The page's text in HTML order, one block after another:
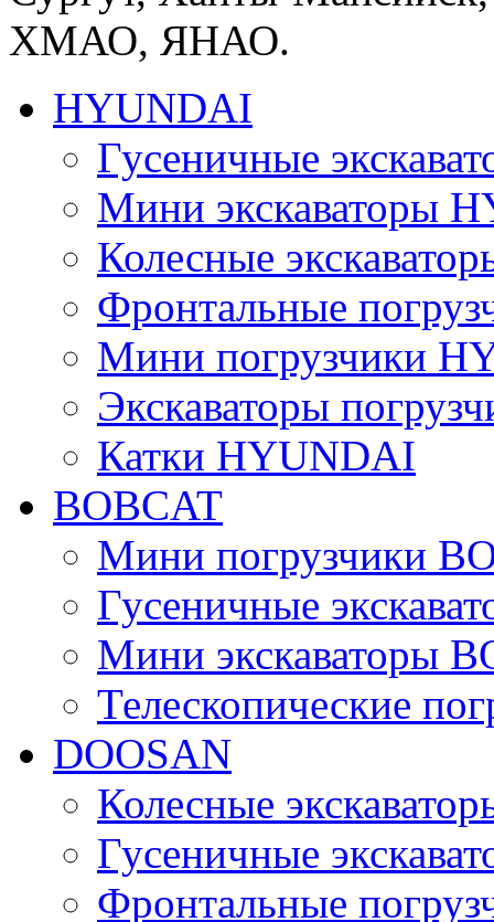
ХМАО, ЯНАО.
HYUNDAI
Гусеничные
Мини экскаваторы
Колесные
Фронтальные
Мини погрузчики
Экскаваторы
Катки HYUNDAI
BOBCAT
Мини погрузчики
Гусеничные
Мини экскаваторы
Телескопические
DOOSAN
Колесные
Гусеничные
Фронтальные